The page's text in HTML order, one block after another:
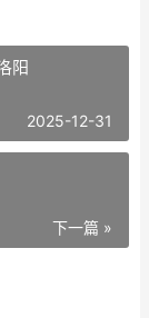
阳
2025-12-31
下一篇 »